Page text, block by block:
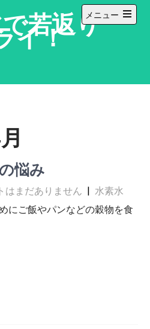
若返り
イ！
メニュー
メ
悩み
はまだありません | 水素水
にご飯やパンなどの穀物を食